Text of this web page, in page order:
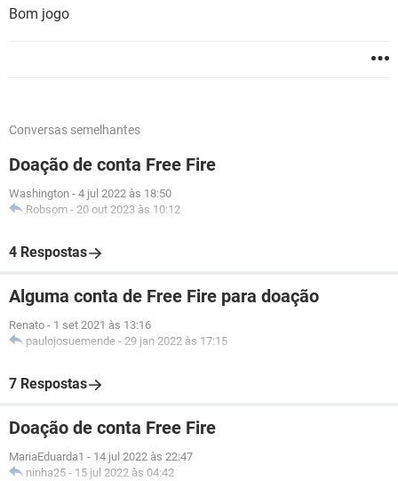
Bom jogo
Conversas semelhantes
Doação de conta Free Fire
Washington - 4 jul 2022 às 18:50
Robsom - 20 out 2023 às 10:12
4 Respostas
Alguma conta de Free Fire para doação
Renato - 1 set 2021 às 13:16
paulojosuemende - 29 jan 2022 às 17:15
7 Respostas
Doação de conta Free Fire
MariaEduarda1 - 14 jul 2022 às 22:47
ninha25 - 15 jul 2022 às 04:42